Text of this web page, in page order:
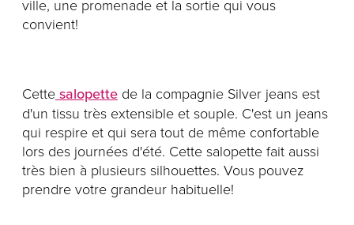
ville, une promenade et la sortie qui vous
convient!
Cette salopette de la compagnie Silver jeans est
d'un tissu très extensible et souple. C'est un jeans
qui respire et qui sera tout de même confortable
lors des journées d'été. Cette salopette fait aussi
très bien à plusieurs silhouettes. Vous pouvez
prendre votre grandeur habituelle!